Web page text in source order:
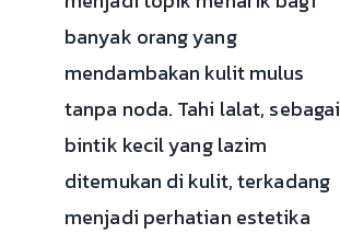
banyak orang yang
mendambakan kulit mulus
tanpa noda. Tahi lalat, sebagai
bintik kecil yang lazim
ditemukan di kulit, terkadang
menjadi perhatian estetika